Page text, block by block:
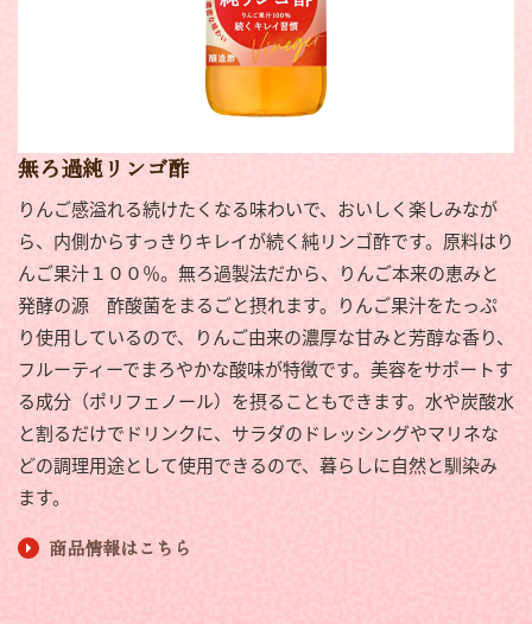
無ろ過純リンゴ酢
りんご感溢れる続けたくなる味わいで、おいしく楽しみなが
ら、内側からすっきりキレイが続く純リンゴ酢です。原​料はり
んご果汁１００％。無ろ過製法だから、りんご本来の恵みと
発酵の源 酢酸菌をまるごと摂れます。りんご果​汁をたっぷ
り使用しているので、りんご由来の濃厚な甘みと芳醇な香り、
フルーティーでまろやかな酸味が特徴です​。美容をサポートす
る成分（ポリフェノール）を摂ることもできます。水や炭酸水
と割るだけでドリンクに、サラダ​のドレッシングやマリネな
どの調理用途として使用できるので、暮らしに自然と馴染み
ます。
商品情報はこちら